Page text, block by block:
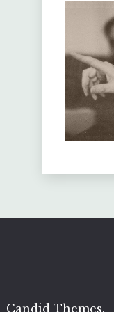
Candid Themes.